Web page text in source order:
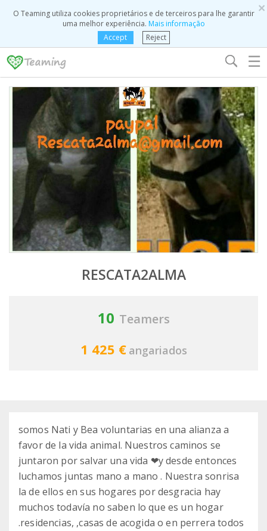
×
O Teaming utiliza cookies proprietários e de terceiros para lhe garantir
uma melhor experiência. Mais informação
Accept
Reject
☰
RESCATA2ALMA
10 Teamers
1 425 € angariados
somos Nati y Bea voluntarias en una alianza a
favor de la vida animal. Nuestros caminos se
juntaron por salvar una vida ❤y desde entonces
luchamos juntas mano a mano . Nuestra sonrisa
la de ellos en sus hogares por desgracia hay
muchos todavía no saben lo que es un hogar
.residencias, ,casas de acogida o en perrera todos